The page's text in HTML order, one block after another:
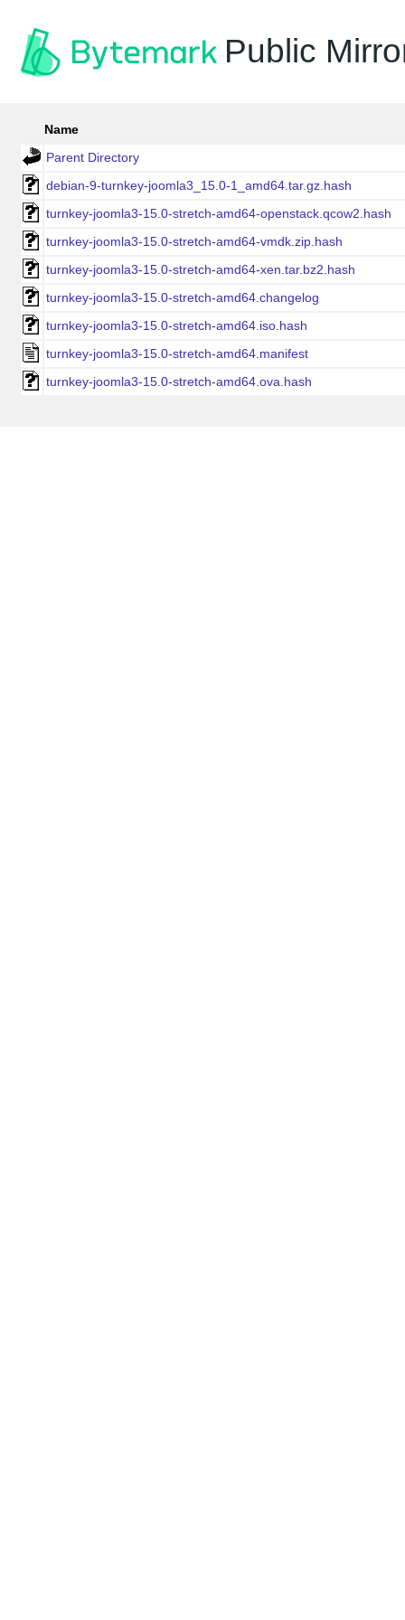
Public
Name
Parent Directory
debian-9-turnkey-joomla3_15.0-1_amd64.tar.gz.hash
turnkey-joomla3-15.0-stretch-amd64-openstack.qcow2.hash
turnkey-joomla3-15.0-stretch-amd64-vmdk.zip.hash
turnkey-joomla3-15.0-stretch-amd64-xen.tar.bz2.hash
turnkey-joomla3-15.0-stretch-amd64.changelog
turnkey-joomla3-15.0-stretch-amd64.iso.hash
turnkey-joomla3-15.0-stretch-amd64.manifest
turnkey-joomla3-15.0-stretch-amd64.ova.hash